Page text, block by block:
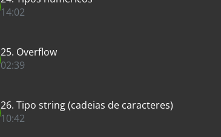
14:02
25. Overflow
02:39
26. Tipo string (cadeias de caracteres)
10:42